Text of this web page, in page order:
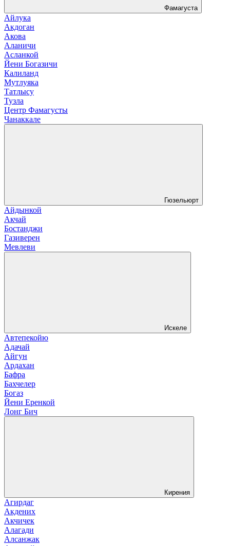
Фамагуста
Айлука
Акдоган
Акова
Аланичи
Асланкой
Йени Богазичи
Калиланд
Мутлуяка
Татлысу
Тузла
Центр Фамагусты
Чанаккале
Гюзельюрт
Айдынкой
Акчай
Бостанджи
Газиверен
Мевлеви
Искеле
Автепекойю
Адачай
Айгун
Ардахан
Бафра
Бахчелер
Богаз
Йени Еренкой
Лонг Бич
Кирения
Агирдаг
Акдених
Акчичек
Алагади
Алсанжак